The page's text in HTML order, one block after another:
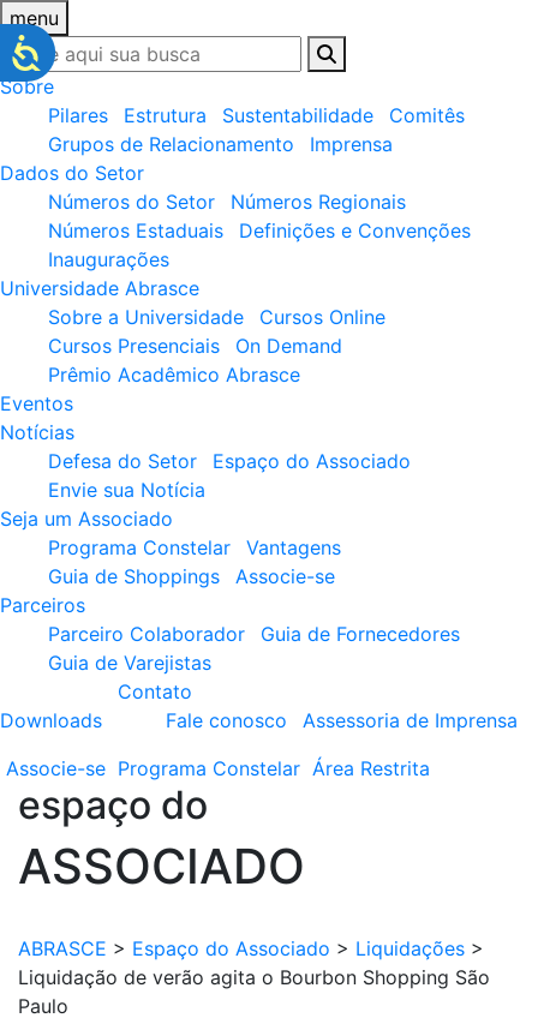
menu
Sobre
Pilares
Estrutura Sustentabilidade
Comitês
Grupos de Relacionamento
Imprensa
Dados do Setor
Números do Setor
Números Regionais
Números Estaduais
Definições e Convenções
Inaugurações
Universidade Abrasce
Sobre a Universidade
Cursos Online
Cursos Presenciais
On Demand
Prêmio Acadêmico Abrasce
Eventos
Notícias
Defesa do Setor
Espaço do Associado
Envie sua Notícia
Seja um Associado
Programa Constelar
Vantagens
Guia de Shoppings
Associe-se
Parceiros
Parceiro Colaborador
Guia de Fornecedores
Guia de Varejistas
Downloads
Contato
Fale conosco
Assessoria de Imprensa
Associe-se Programa Constelar Área Restrita
espaço do
ASSOCIADO
ABRASCE > Espaço do Associado > Liquidações >
Liquidação de verão agita o Bourbon Shopping São
Paulo